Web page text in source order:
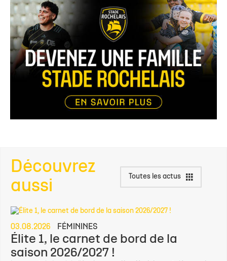
Découvrez
aussi
Toutes les actus
03.08.2026 FÉMININES
Élite 1, le carnet de bord de la
saison 2026/2027 !